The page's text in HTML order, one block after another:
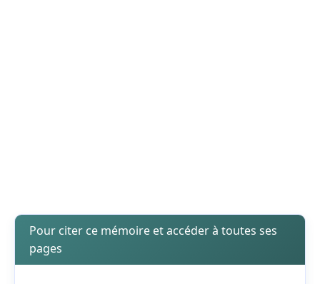
Pour citer ce mémoire et accéder à toutes ses
pages